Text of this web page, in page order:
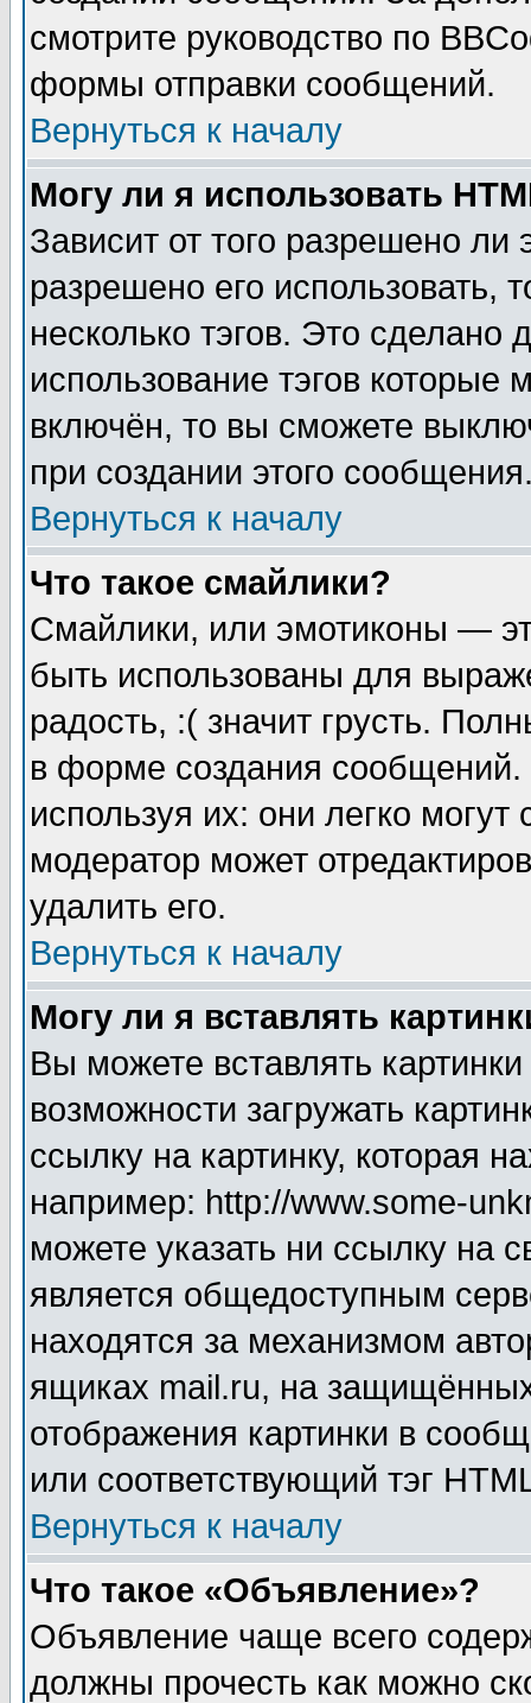
смотрите руководство по
формы отправки сообщений.
Вернуться к началу
Могу ли я использовать
Зависит от того разрешено
разрешено его использовать,
несколько тэгов. Это сделано
использование тэгов
включён, то вы сможете
при создании этого
Вернуться к началу
Что такое смайлики?
Смайлики, или эмотиконы —
быть использованы для
радость, :( значит грусть.
в форме создания сообщений.
используя их: они легко
модератор может
удалить его.
Вернуться к началу
Могу ли я вставлять
Вы можете вставлять
возможности загружать
ссылку на картинку, которая
например: http://www.some-
можете указать ни ссылку на
является общедоступным
находятся за механизмом
ящиках mail.ru, на
отображения картинки в
или соответствующий тэг
Вернуться к началу
Что такое «Объявление»?
Объявление чаще всего
должны прочесть как можно